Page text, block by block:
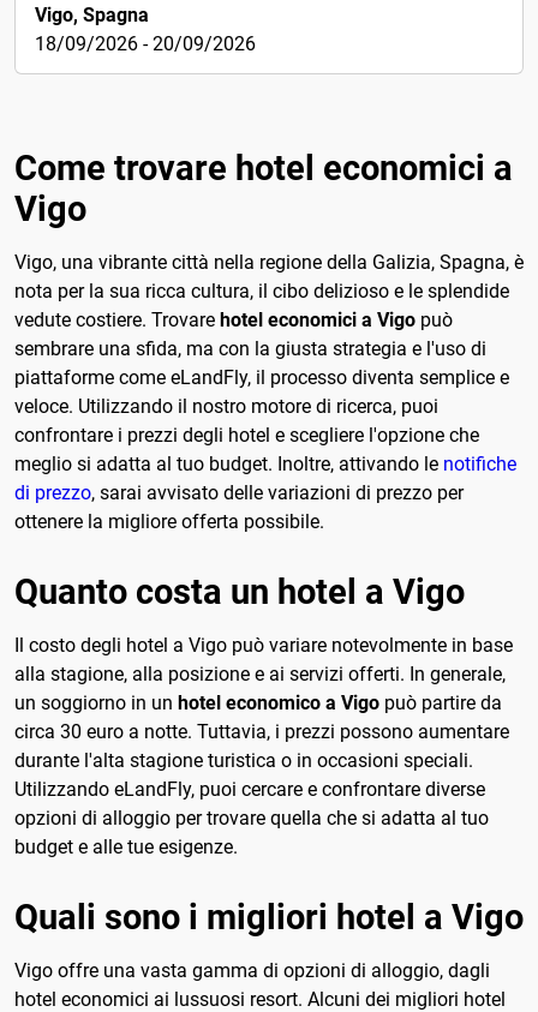
Vigo, Spagna
18/09/2026 - 20/09/2026
Come trovare hotel economici a
Vigo
Vigo, una vibrante città nella regione della Galizia, Spagna, è
nota per la sua ricca cultura, il cibo delizioso e le splendide
vedute costiere. Trovare hotel economici a Vigo può
sembrare una sfida, ma con la giusta strategia e l'uso di
piattaforme come eLandFly, il processo diventa semplice e
veloce. Utilizzando il nostro motore di ricerca, puoi
confrontare i prezzi degli hotel e scegliere l'opzione che
meglio si adatta al tuo budget. Inoltre, attivando le notifiche
di prezzo, sarai avvisato delle variazioni di prezzo per
ottenere la migliore offerta possibile.
Quanto costa un hotel a Vigo
Il costo degli hotel a Vigo può variare notevolmente in base
alla stagione, alla posizione e ai servizi offerti. In generale,
un soggiorno in un hotel economico a Vigo può partire da
circa 30 euro a notte. Tuttavia, i prezzi possono aumentare
durante l'alta stagione turistica o in occasioni speciali.
Utilizzando eLandFly, puoi cercare e confrontare diverse
opzioni di alloggio per trovare quella che si adatta al tuo
budget e alle tue esigenze.
Quali sono i migliori hotel a Vigo
Vigo offre una vasta gamma di opzioni di alloggio, dagli
hotel economici ai lussuosi resort. Alcuni dei migliori hotel